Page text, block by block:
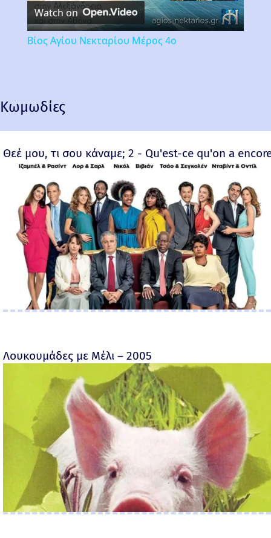
Video
Watch on
Βίος Αγίου Νεκταρίου Μέρος 4ο
Κωμωδίες
Θεέ μου, τι σου κάναμε; 2 - Qu'est-ce qu'on a
Λουκουμάδες με Μέλι – 2005